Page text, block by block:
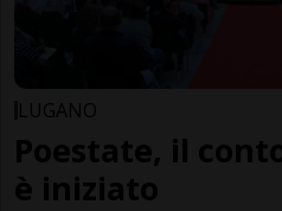
LUGANO
Poestate, il
è iniziato